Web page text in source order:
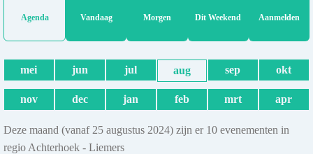
Agenda Vandaag Morgen Dit Weekend Aanmelden
mei jun jul aug sep okt
nov dec jan feb mrt apr
Deze maand (vanaf 25 augustus 2024) zijn er 10 evenementen in
regio Achterhoek - Liemers